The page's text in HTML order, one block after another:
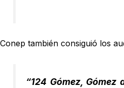
Conep también consiguió los
“124 Gómez,